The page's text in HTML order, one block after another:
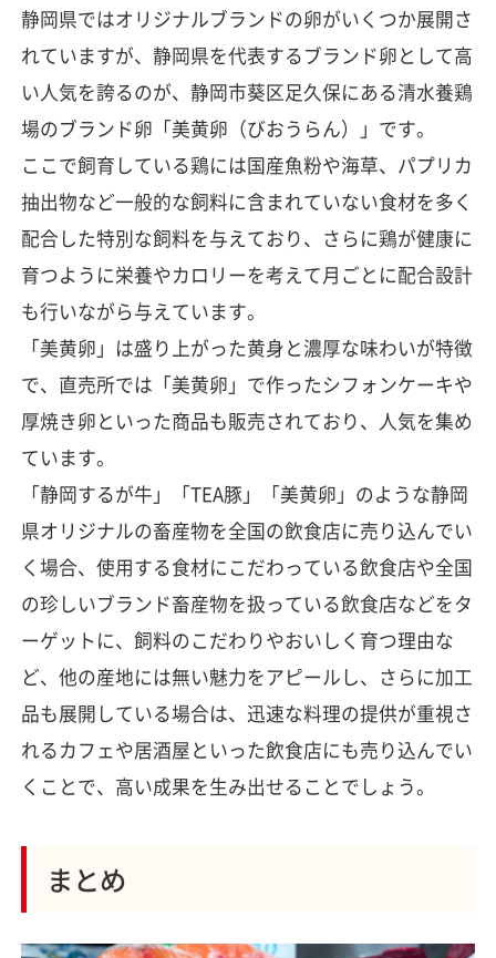
静岡県ではオリジナルブランドの卵がいくつか展開さ
れていますが、静岡県を代表するブランド卵として高
い人気を誇るのが、静岡市葵区足久保にある清水養鶏
場のブランド卵「美黄卵（びおうらん）」です。
ここで飼育している鶏には国産魚粉や海草、パプリカ
抽出物など一般的な飼料に含まれていない食材を多く
配合した特別な飼料を与えており、さらに鶏が健康に
育つように栄養やカロリーを考えて月ごとに配合設計
も行いながら与えています。
「美黄卵」は盛り上がった黄身と濃厚な味わいが特徴
で、直売所では「美黄卵」で作ったシフォンケーキや
厚焼き卵といった商品も販売されており、人気を集め
ています。
「静岡するが牛」「TEA豚」「美黄卵」のような静岡
県オリジナルの畜産物を全国の飲食店に売り込んでい
く場合、使用する食材にこだわっている飲食店や全国
の珍しいブランド畜産物を扱っている飲食店などをタ
ーゲットに、飼料のこだわりやおいしく育つ理由な
ど、他の産地には無い魅力をアピールし、さらに加工
品も展開している場合は、迅速な料理の提供が重視さ
れるカフェや居酒屋といった飲食店にも売り込んでい
くことで、高い成果を生み出せることでしょう。
まとめ